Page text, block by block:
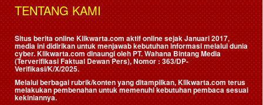
TENTANG KAMI
Situs berita online Klikwarta.com aktif online sejak Januari 2017,
media ini didirikan untuk menjawab kebutuhan informasi melalui dunia
cyber. Klikwarta.com dinaungi oleh PT. Wahana Bintang Media
(Terverifikasi Faktual Dewan Pers), Nomor : 363/DP-
Verifikasi/K/X/2025.
Melalui berbagai rubrik/konten yang ditampilkan, Klikwarta.com terus
melakukan pembenahan untuk memenuhi kebutuhan pembaca sesuai
kekiniannya.